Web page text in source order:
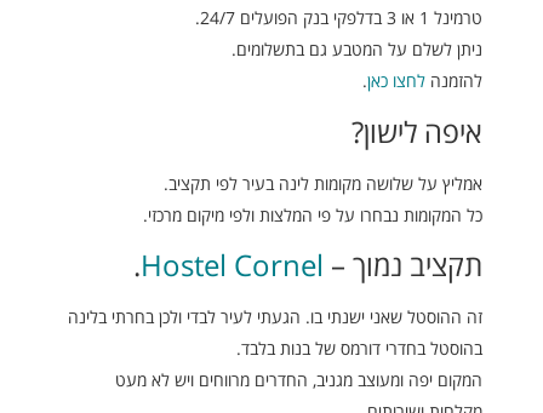
טרמינל 1 או 3 בדלפקי בנק הפועלים 24/7.
ניתן לשלם על המטבע גם בתשלומים.
להזמנה לחצו כאן.
איפה לישון?
אמליץ על שלושה מקומות לינה בעיר לפי תקציב.
כל המקומות נבחרו על פי המלצות ולפי מיקום מרכזי.
תקציב נמוך – Hostel Cornel
.
זה ההוסטל שאני ישנתי בו. הגעתי לעיר לבדי ולכן בחרתי בלינה
בהוסטל בחדרי דורמס של בנות בלבד.
המקום יפה ומעוצב מגניב, החדרים מרווחים ויש לא מעט